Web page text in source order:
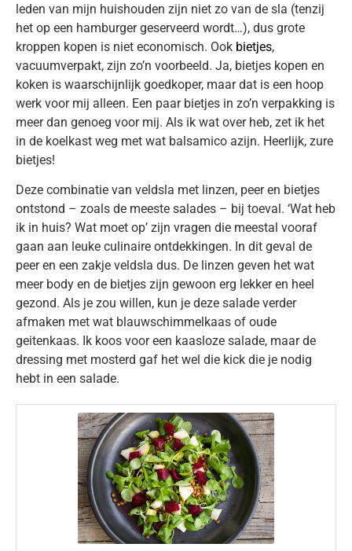
leden van mijn huishouden zijn niet zo van de sla (tenzij
het op een hamburger geserveerd wordt…), dus grote
kroppen kopen is niet economisch. Ook bietjes,
vacuumverpakt, zijn zo’n voorbeeld. Ja, bietjes kopen en
koken is waarschijnlijk goedkoper, maar dat is een hoop
werk voor mij alleen. Een paar bietjes in zo’n verpakking is
meer dan genoeg voor mij. Als ik wat over heb, zet ik het
in de koelkast weg met wat balsamico azijn. Heerlijk, zure
bietjes!
Deze combinatie van veldsla met linzen, peer en bietjes
ontstond – zoals de meeste salades – bij toeval. ‘Wat heb
ik in huis? Wat moet op’ zijn vragen die meestal vooraf
gaan aan leuke culinaire ontdekkingen. In dit geval de
peer en een zakje veldsla dus. De linzen geven het wat
meer body en de bietjes zijn gewoon erg lekker en heel
gezond. Als je zou willen, kun je deze salade verder
afmaken met wat blauwschimmelkaas of oude
geitenkaas. Ik koos voor een kaasloze salade, maar de
dressing met mosterd gaf het wel die kick die je nodig
hebt in een salade.